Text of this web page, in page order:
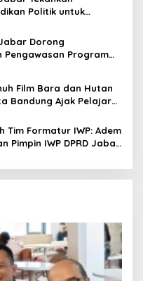
Politik untuk
Dorong
Pengawasan Program
Film Bara dan Hutan
Bandung Ajak Pelajar
Tim Formatur IWP: Adem
Pimpin IWP DPRD Jabar